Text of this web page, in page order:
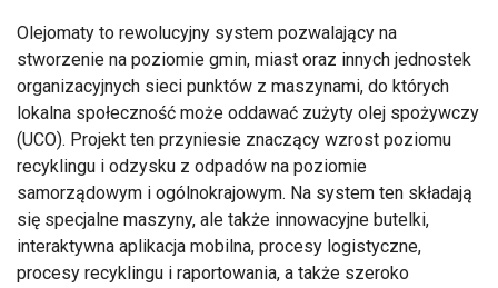
Olejomaty to rewolucyjny system pozwalający na
stworzenie na poziomie gmin, miast oraz innych jednostek
organizacyjnych sieci punktów z maszynami, do których
lokalna społeczność może oddawać zużyty olej spożywczy
(UCO). Projekt ten przyniesie znaczący wzrost poziomu
recyklingu i odzysku z odpadów na poziomie
samorządowym i ogólnokrajowym. Na system ten składają
się specjalne maszyny, ale także innowacyjne butelki,
interaktywna aplikacja mobilna, procesy logistyczne,
procesy recyklingu i raportowania, a także szeroko